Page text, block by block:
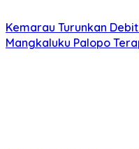
Kemarau Turunkan
Mangkaluku Palopo